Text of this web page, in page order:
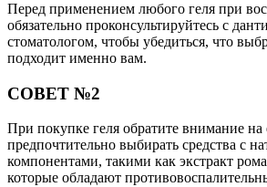
Перед применением любого геля при
обязательно проконсультируйтесь с
стоматологом, чтобы убедиться, что
подходит именно вам.
СОВЕТ №2
При покупке геля обратите внимание на
предпочтительно выбирать средства с
компонентами, такими как экстракт
которые обладают